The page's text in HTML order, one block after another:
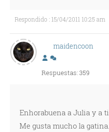
Respondido : 15/04/2011 10:25 am
maidencoon
Respuestas: 359
Enhorabuena a Julia y a
Me gusta mucho la